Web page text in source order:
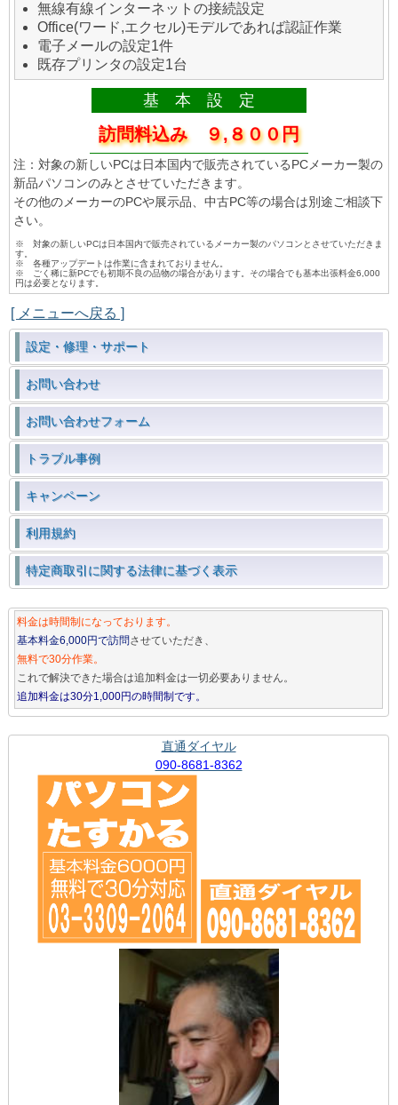
無線有線インターネットの接続設定
Office(ワード,エクセル)モデルであれば認証作業
電子メールの設定1件
既存プリンタの設定1台
基 本 設 定
訪問料込み ９,８００円
注：対象の新しいPCは日本国内で販売されているPCメーカー製の
新品パソコンのみとさせていただきます。
その他のメーカーのPCや展示品、中古PC等の場合は別途ご相談下
さい。
※ 対象の新しいPCは日本国内で販売されているメーカー製のパソコンとさせていただきま
す。
※ 各種アップデートは作業に含まれておりません。
※ ごく稀に新PCでも初期不良の品物の場合があります。その場合でも基本出張料金6,000
円は必要となります。
[ メニューへ戻る ]
設定・修理・サポート
お問い合わせ
お問い合わせフォーム
トラブル事例
キャンペーン
利用規約
特定商取引に関する法律に基づく表示
料金は時間制になっております。
基本料金6,000円で訪問させていただき、
無料で30分作業。
これで解決できた場合は追加料金は一切必要ありません。
追加料金は30分1,000円の時間制です。
直通ダイヤル
090-8681-8362